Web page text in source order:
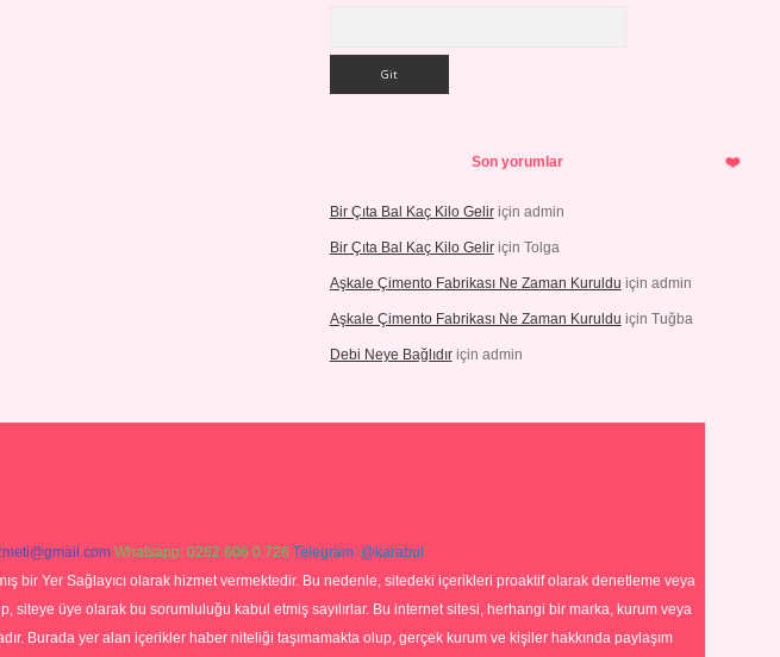
Son yorumlar
Bir Çıta Bal Kaç Kilo Geliriçin admin
Bir Çıta Bal Kaç Kilo Geliriçin Tolga
Aşkale Çimento Fabrikası Ne Zaman Kuruldu için admin
Aşkale Çimento Fabrikası Ne Zaman Kuruldu için Tuğba
Debi Neye Bağlıdıriçin admin
Whatsapp: 0262 606 0 726 Telegram: @karabul
bir Yer Sağlayıcı olarak hizmet vermektedir. Bu nedenle, sitedeki içerikleri proaktif olarak denetleme veya
siteye üye olarak bu sorumluluğu kabul etmiş sayılırlar. Bu internet sitesi, herhangi bir marka, kurum veya
Burada yer alan içerikler haber niteliği taşımamakta olup, gerçek kurum ve kişiler hakkında paylaşım